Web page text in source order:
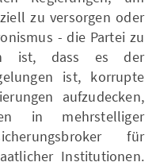
zu versorgen oder
- die Partei zu
ist, dass es der
ist, korrupte
aufzudecken,
in mehrstelliger
für
Institutionen.